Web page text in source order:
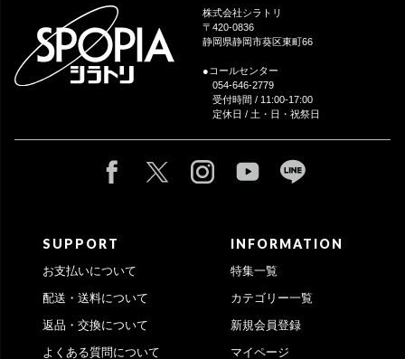
株式会社シラトリ
〒420-0836
静岡県静岡市葵区東町66
●コールセンター
054-646-2779
受付時間 / 11:00-17:00
定休日 / 土・日・祝祭日
SUPPORT
お支払いについて
配送・送料について
返品・交換について
よくある質問について
INFORMATION
特集一覧
カテゴリー一覧
新規会員登録
マイページ